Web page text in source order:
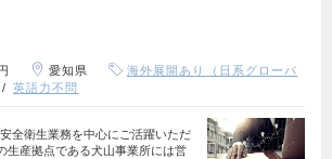
愛知県
海外展開あり（日系グローバ
英語力不問
全衛生業務を中心にご活躍いただ
生産拠点である犬山事業所には営